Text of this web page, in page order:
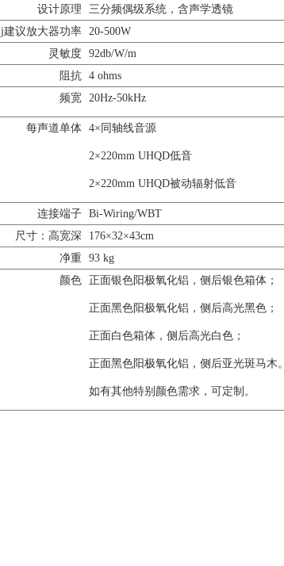
设计原理
三分频偶级系统，含声学透镜
j建议放大器功率 20-500W
灵敏度 92db/W/m
阻抗 4 ohms
频宽 20Hz-50kHz
每声道单体 4×同轴线音源
2×220mm UHQD低音
2×220mm UHQD被动辐射低音
连接端子 Bi-Wiring/WBT
尺寸：高宽深
176×32×43cm
净重 93 kg
颜色
正面银色阳极氧化铝，侧后银色箱体；
正面黑色阳极氧化铝，侧后高光黑色；
正面白色箱体，侧后高光白色；
正面黑色阳极氧化铝，侧后亚光斑马木。
如有其他特别颜色需求，可定制。